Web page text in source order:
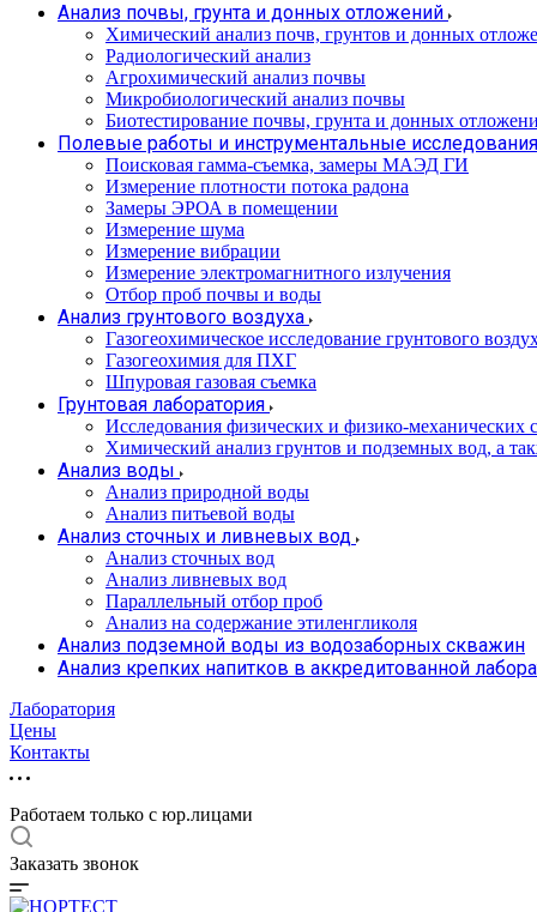
Анализ почвы, грунта и донных отложений
Химический анализ почв, грунтов и донных
Радиологический анализ
Агрохимический анализ почвы
Микробиологический анализ почвы
Биотестирование почвы, грунта и донных
Полевые работы и инструментальные исследования
Поисковая гамма-съемка, замеры МАЭД ГИ
Измерение плотности потока радона
Замеры ЭРОА в помещении
Измерение шума
Измерение вибрации
Измерение электромагнитного излучения
Отбор проб почвы и воды
Анализ грунтового воздуха
Газогеохимическое исследование грунтового
Газогеохимия для ПХГ
Шпуровая газовая съемка
Грунтовая лаборатория
Исследования физических и физико-механических
Химический анализ грунтов и подземных вод, а
Анализ воды
Анализ природной воды
Анализ питьевой воды
Анализ сточных и ливневых вод
Анализ сточных вод
Анализ ливневых вод
Параллельный отбор проб
Анализ на содержание этиленгликоля
Анализ подземной воды из водозаборных скважин
Анализ крепких напитков в аккредитованной
Лаборатория
Цены
Контакты
Работаем только с юр.лицами
Заказать звонок